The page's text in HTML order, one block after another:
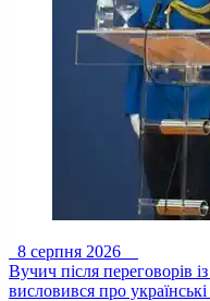
8 серпня 2026
Вучич після переговорів
висловився про українські